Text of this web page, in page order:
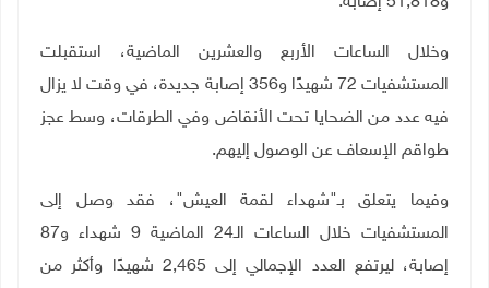
وخلال الساعات الأربع والعشرين الماضية، استقبلت
المستشفيات 72 شهيدًا و356 إصابة جديدة، في وقت لا يزال
فيه عدد من الضحايا تحت الأنقاض وفي الطرقات، وسط عجز
طواقم الإسعاف عن الوصول إليهم.
وفيما يتعلق بـ"شهداء لقمة العيش"، فقد وصل إلى
المستشفيات خلال الساعات الـ24 الماضية
9 شهداء و87
إصابة، ليرتفع العدد الإجمالي إلى 2,465 شهيدًا وأكثر من